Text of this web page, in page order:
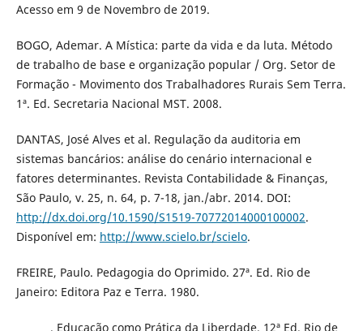
Acesso em 9 de Novembro de 2019.
BOGO, Ademar. A Mística: parte da vida e da luta. Método
de trabalho de base e organização popular / Org. Setor de
Formação - Movimento dos Trabalhadores Rurais Sem Terra.
1ª. Ed. Secretaria Nacional MST. 2008.
DANTAS, José Alves et al. Regulação da auditoria em
sistemas bancários: análise do cenário internacional e
fatores determinantes. Revista Contabilidade & Finanças,
São Paulo, v. 25, n. 64, p. 7-18, jan./abr. 2014. DOI:
http://dx.doi.org/10.1590/S1519-70772014000100002.
Disponível em: http://www.scielo.br/scielo.
FREIRE, Paulo. Pedagogia do Oprimido. 27ª. Ed. Rio de
Janeiro: Editora Paz e Terra. 1980.
_______. Educação como Prática da Liberdade. 12ª Ed. Rio de